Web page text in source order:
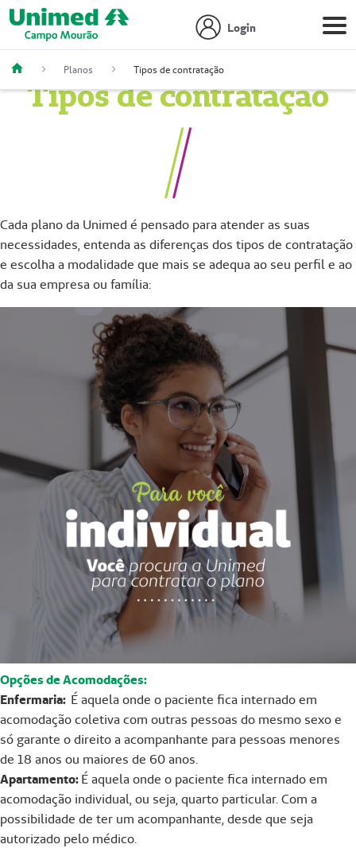
Login
Planos Tipos de contratação
Tipos de contratação
Cada plano da Unimed é pensado para atender as suas
necessidades, entenda as diferenças dos tipos de contratação
e escolha a modalidade que mais se adequa ao seu perfil e ao
da sua empresa ou família:
Opções de Acomodações:
Enfermaria: É aquela onde o paciente fica internado em
acomodação coletiva com outras pessoas do mesmo sexo e
só garante o direito a acompanhante para pessoas menores
de 18 anos ou maiores de 60 anos.
Apartamento:É aquela onde o paciente fica internado em
acomodação individual, ou seja, quarto particular. Com a
possibilidade de ter um acompanhante, desde que seja
autorizado pelo médico.